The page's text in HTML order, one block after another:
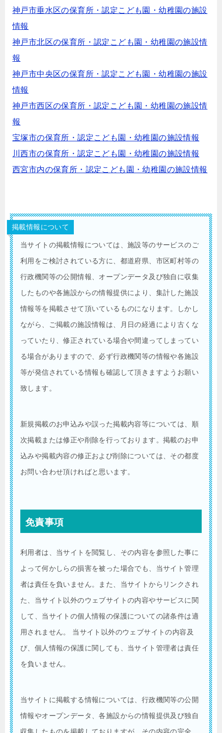
神戸市垂水区の保育所・認定こども園・幼稚園の施設
情報
神戸市北区の保育所・認定こども園・幼稚園の施設情
報
神戸市中央区の保育所・認定こども園・幼稚園の施設
情報
神戸市西区の保育所・認定こども園・幼稚園の施設情
報
宝塚市の保育所・認定こども園・幼稚園の施設情報
川西市の保育所・認定こども園・幼稚園の施設情報
西宮市内の保育所・認定こども園・幼稚園の施設情報
掲載情報について
当サイトの掲載情報については、施設等のサービスのご
利用をご検討されている方に、都道府県、市区町村等の
行政機関等の公開情報、オープンデータ及び独自に収集
したものや各施設からの情報提供により、集計した施設
情報等を掲載させて頂いているものになります。しかし
ながら、ご掲載の施設情報は、月日の経過により古くな
っていたり、修正されている場合や間違ってしまってい
る場合がありますので、必ず行政機関等の情報や各施設
等が発信されている情報も確認して頂きますようお願い
致します。
新規掲載のお申込みや誤った掲載内容等については、順
次掲載または修正や削除を行っております。掲載のお申
込みや掲載内容の修正および削除については、その都度
お問い合わせ頂ければと思います。
免責事項
利用者は、当サイトを閲覧し、その内容を参照した事に
よって何かしらの損害を被った場合でも、当サイト管理
者は責任を負いません。また、当サイトからリンクされ
た、当サイト以外のウェブサイトの内容やサービスに関
して、当サイトの個人情報の保護についての諸条件は適
用されません。 当サイト以外のウェブサイトの内容及
び、個人情報の保護に関しても、当サイト管理者は責任
を負いません。
当サイトに掲載する情報については、行政機関等の公開
情報やオープンデータ、各施設からの情報提供及び独自
収集したものを掲載しておりますが、その内容の完全